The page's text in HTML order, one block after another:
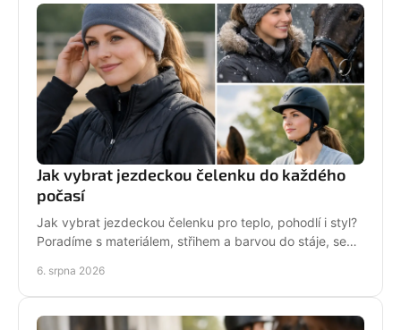
Jak vybrat jezdeckou čelenku do každého
počasí
Jak vybrat jezdeckou čelenku pro teplo, pohodlí i styl?
Poradíme s materiálem, střihem a barvou do stáje, sedla
6. srpna 2026